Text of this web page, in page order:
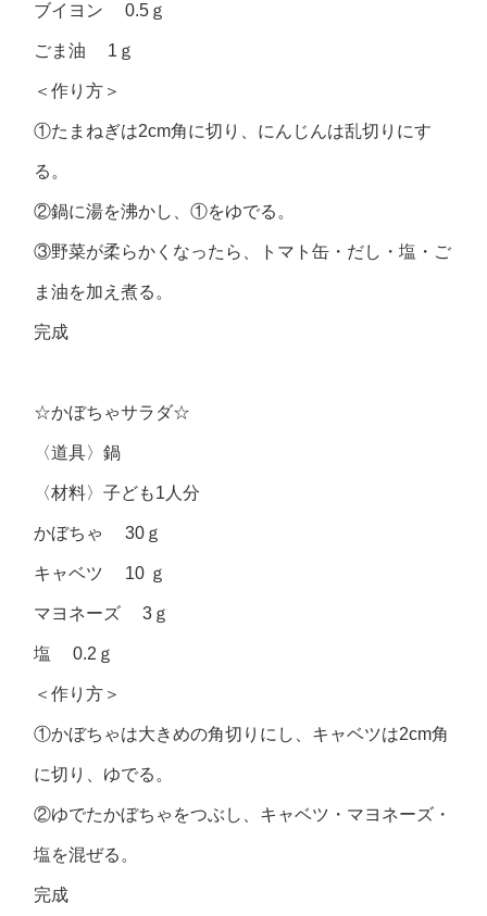
ブイヨン 0.5ｇ
ごま油 1ｇ
＜作り方＞
①たまねぎは2cm角に切り、にんじんは乱切りにす
る。
②鍋に湯を沸かし、①をゆでる。
③野菜が柔らかくなったら、トマト缶・だし・塩・ご
ま油を加え煮る。
完成
☆かぼちゃサラダ☆
〈道具〉鍋
〈材料〉子ども1人分
かぼちゃ 30ｇ
キャベツ 10 ｇ
マヨネーズ 3ｇ
塩 0.2ｇ
＜作り方＞
①かぼちゃは大きめの角切りにし、キャベツは2cm角
に切り、ゆでる。
②ゆでたかぼちゃをつぶし、キャベツ・マヨネーズ・
塩を混ぜる。
完成